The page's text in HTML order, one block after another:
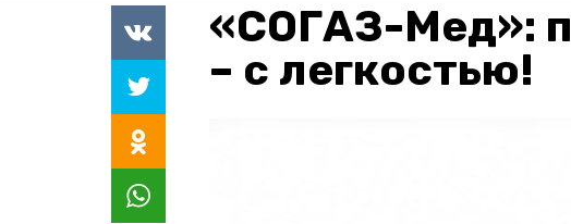
«СОГАЗ-Мед»:
– с легкостью!